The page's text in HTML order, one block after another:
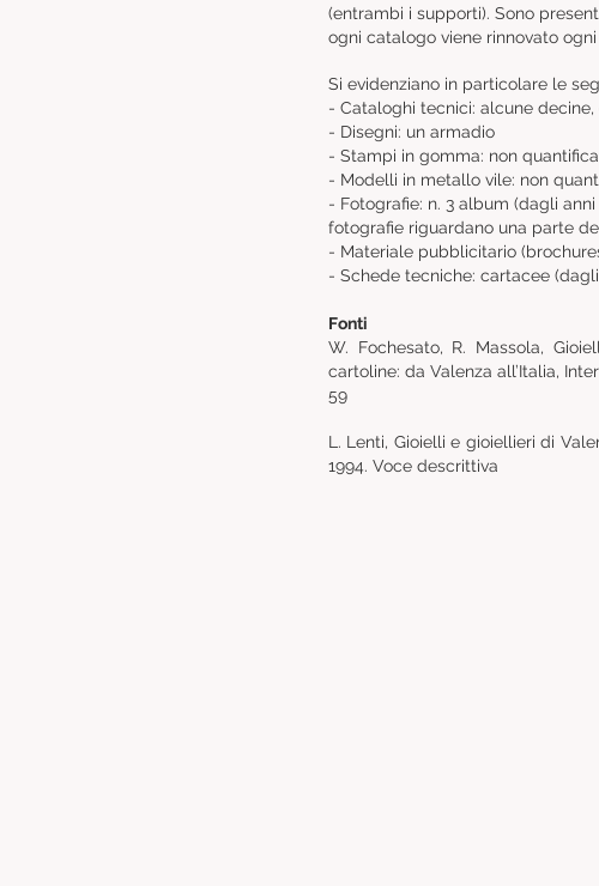
(entrambi i supporti). Sono
ogni catalogo viene rinnovato
Si evidenziano in particolare le
- Cataloghi tecnici: alcune
- Disegni: un armadio
- Stampi in gomma: non
- Modelli in metallo vile: non
- Fotografie: n. 3 album (dagli
fotografie riguardano una parte
- Materiale pubblicitario
- Schede tecniche: cartacee
Fonti
W. Fochesato, R. Massola,
cartoline: da Valenza all’Italia,
59
L. Lenti, Gioielli e gioiellieri di
1994. Voce descrittiva